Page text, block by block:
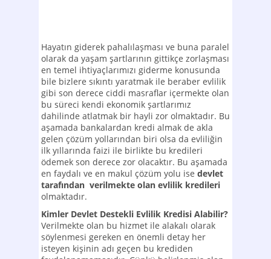
Hayatın giderek pahalılaşması ve buna paralel
olarak da yaşam şartlarının gittikçe zorlaşması
en temel ihtiyaçlarımızı giderme konusunda
bile bizlere sıkıntı yaratmak ile beraber evlilik
gibi son derece ciddi masraflar içermekte olan
bu süreci kendi ekonomik şartlarımız
dahilinde atlatmak bir hayli zor olmaktadır. Bu
aşamada bankalardan kredi almak de akla
gelen çözüm yollarından biri olsa da evliliğin
ilk yıllarında faizi ile birlikte bu kredileri
ödemek son derece zor olacaktır. Bu aşamada
en faydalı ve en makul çözüm yolu ise devlet
tarafından verilmekte olan evlilik kredileri
olmaktadır.
Kimler Devlet Destekli Evlilik Kredisi Alabilir?
Verilmekte olan bu hizmet ile alakalı olarak
söylenmesi gereken en önemli detay her
isteyen kişinin adı geçen bu krediden